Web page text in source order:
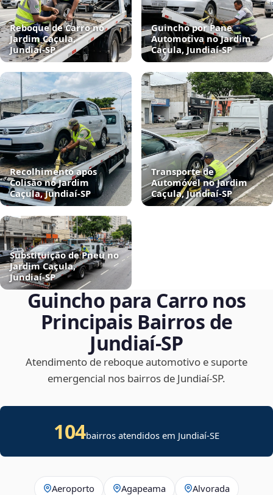
Reboque de Carro no
Jardim Caçula,
Jundiaí‑SP
Guincho por Pane
Automotiva no Jardim
Caçula, Jundiaí‑SP
Recolhimento após
Colisão no Jardim
Caçula, Jundiaí‑SP
Transporte de
Automóvel no Jardim
Caçula, Jundiaí‑SP
Substituição de Pneu no
Jardim Caçula,
Jundiaí‑SP
Guincho para Carro nos
Principais Bairros de
Jundiaí‑SP
Atendimento de reboque automotivo e suporte
emergencial nos bairros de Jundiaí‑SP.
104bairros atendidos em Jundiaí-SE
Aeroporto Agapeama Alvorada